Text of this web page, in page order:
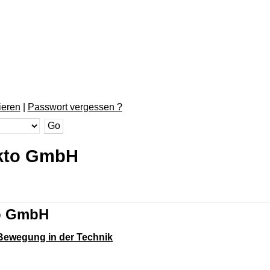
Passwort vergessen ?
GmbH
in der Technik